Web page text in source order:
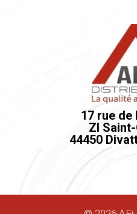
17 rue
ZI
44450